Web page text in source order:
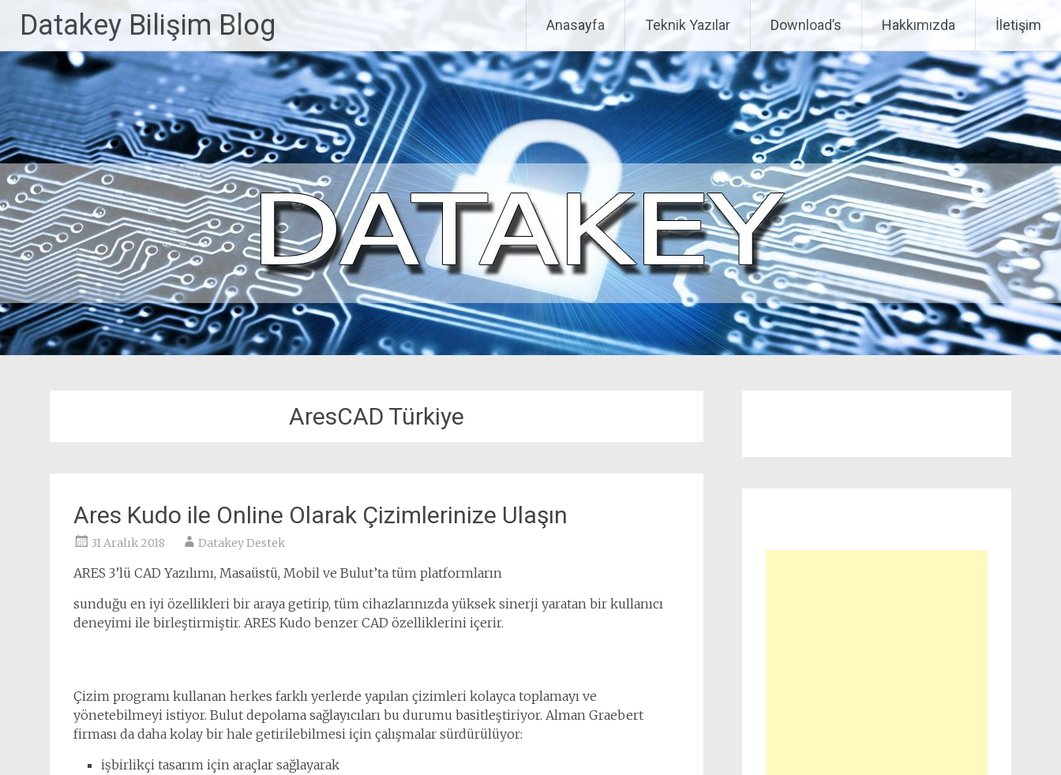
Datakey Bilişim Blog Anasayfa Teknik Yazılar Download’s Hakkımızda İletişim
AresCAD Türkiye
Ares Kudo ile Online Olarak Çizimlerinize Ulaşın
31 Aralık 2018 Datakey Destek
ARES 3’lü CAD Yazılımı, Masaüstü, Mobil ve Bulut’ta tüm platformların
sunduğu en iyi özellikleri bir araya getirip, tüm cihazlarınızda yüksek sinerji yaratan bir kullanıcı
deneyimi ile birleştirmiştir. ARES Kudo benzer CAD özelliklerini içerir.
Çizim programı kullanan herkes farklı yerlerde yapılan çizimleri kolayca toplamayı ve
yönetebilmeyi istiyor. Bulut depolama sağlayıcıları bu durumu basitleştiriyor. Alman Graebert
firması da daha kolay bir hale getirilebilmesi için çalışmalar sürdürülüyor:
işbirlikçi tasarım için araçlar sağlayarak